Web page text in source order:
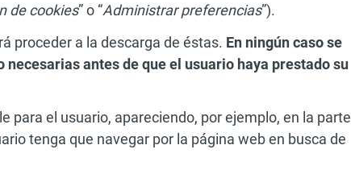
de cookies” o “Administrar preferencias”).
proceder a la descarga de éstas. En ningún caso se
antes de que el usuario haya prestado su
para el usuario, apareciendo, por ejemplo, en la parte
tenga que navegar por la página web en busca de